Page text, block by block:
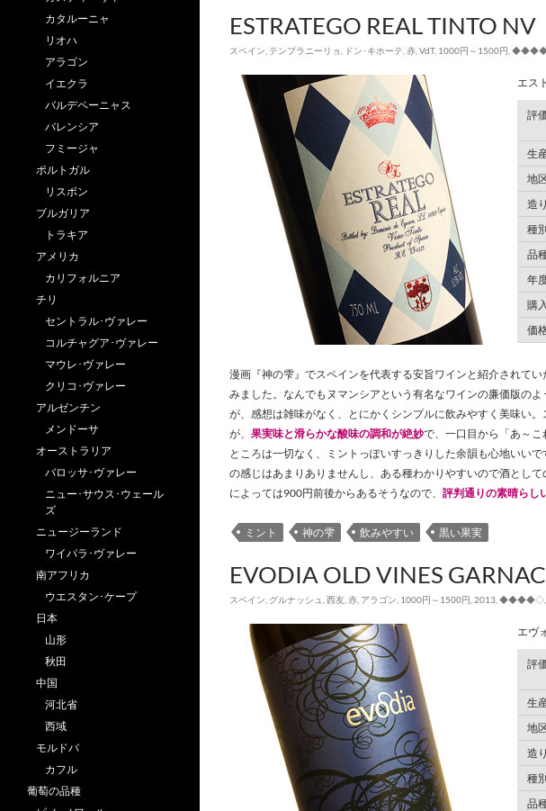
ESTRATEGO REAL TINTO NV
スペイン テンプラニーリョ ドン･キホーテ 赤 VdT, 1000円～1500円
エス
評
生
地
造
種
品
年
購入
価
漫画『神の雫』でスペインを代表する安旨ワインと紹介されて
みました。なんでもヌマンシアという有名なワインの廉価版の
が、感想は雑味がなく、とにかくシンプルに飲みやすく美味い
が、 果実味と滑らかな酸味の調和が絶妙で、一口目から「あ～
ところは一切なく、ミントっぽいすっきりした余韻も心地いい
の感じはあまりありませんし、ある種わかりやすいので酒とし
によっては900円前後からあるそうなので、 評判通りの素晴らし
ミント 神の雫 飲みやすい 黒い果実
EVODIA OLD VINES
スペイン グルナッシュ 西友 赤 アラゴン 1000円～1500円 2013 ◆◆◆◆◇
エヴ
評
生
地
造
種
品
カタルーニャ
リオハ
アラゴン
イエクラ
バルデペーニャス
バレンシア
フミージャ
ポルトガル
リスボン
ブルガリア
トラキア
アメリカ
カリフォルニア
チリ
セントラル･ヴァレー
コルチャグア･ヴァレー
マウレ･ヴァレー
クリコ･ヴァレー
アルゼンチン
メンドーサ
オーストラリア
バロッサ･ヴァレー
ニュー･サウス･ウェール
ズ
ニュージーランド
ワイパラ･ヴァレー
南アフリカ
ウエスタン･ケープ
日本
山形
秋田
中国
河北省
西域
モルドバ
カフル
葡萄の品種